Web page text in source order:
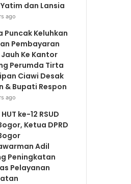
dan Lansia
ago
Puncak Keluhkan
Pembayaran
Ke Kantor
Perumda Tirta
Ciawi Desak
& Bupati Respon
ago
ke-12 RSUD
Ketua DPRD
Adil
Peningkatan
Pelayanan